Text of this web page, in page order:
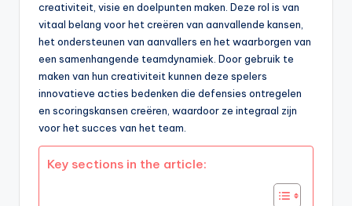
creativiteit, visie en doelpunten maken. Deze rol is van
vitaal belang voor het creëren van aanvallende kansen,
het ondersteunen van aanvallers en het waarborgen van
een samenhangende teamdynamiek. Door gebruik te
maken van hun creativiteit kunnen deze spelers
innovatieve acties bedenken die defensies ontregelen
en scoringskansen creëren, waardoor ze integraal zijn
voor het succes van het team.
Key sections in the article: